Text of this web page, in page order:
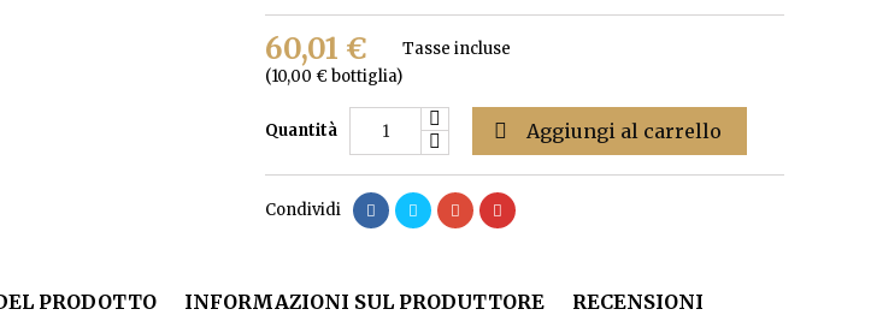
60,01 €
(10,00 € bottiglia)
Tasse incluse
Quantità  Aggiungi al carrello
Condividi
PRODOTTO INFORMAZIONI SUL PRODUTTORE RECENSIONI